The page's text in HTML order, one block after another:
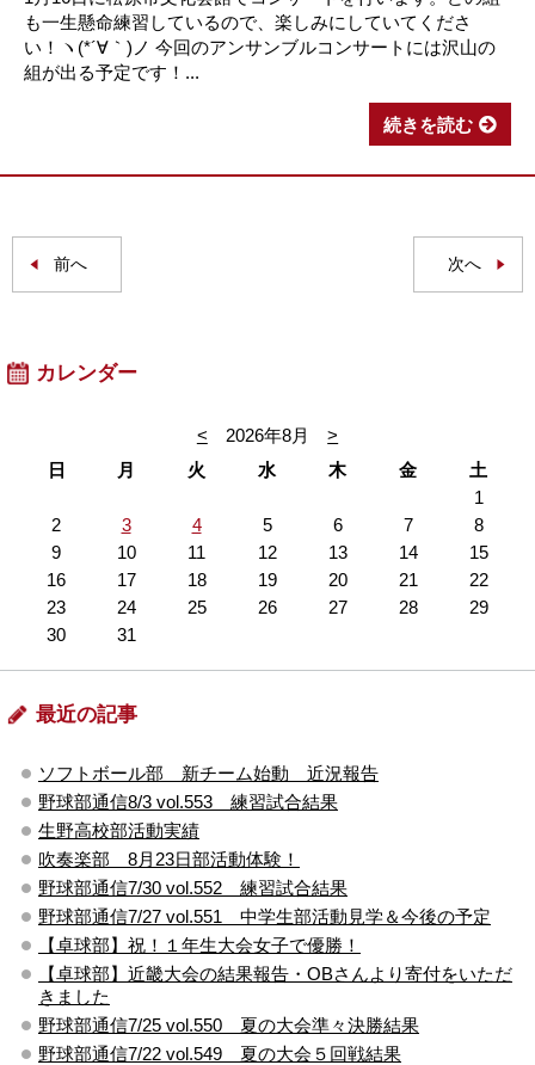
も一生懸命練習しているので、楽しみにしていてくださ
い！ヽ(*´∀｀)ノ 今回のアンサンブルコンサートには沢山の
組が出る予定です！...
続きを読む
前へ 次へ
カレンダー
< 2026年8月
>
日
月 火 水 木 金
土
1
2
3 4 5 6 7
8
9
10 11 12 13 14
15
16
17 18 19 20 21
22
23
24 25 26 27 28
29
30
31
最近の記事
ソフトボール部 新チーム始動 近況報告
野球部通信8/3 vol.553 練習試合結果
生野高校部活動実績
吹奏楽部 8月23日部活動体験！
野球部通信7/30 vol.552 練習試合結果
野球部通信7/27 vol.551 中学生部活動見学＆今後の予定
【卓球部】祝！１年生大会女子で優勝！
【卓球部】近畿大会の結果報告・OBさんより寄付をいただ
きました
野球部通信7/25 vol.550 夏の大会準々決勝結果
野球部通信7/22 vol.549 夏の大会５回戦結果